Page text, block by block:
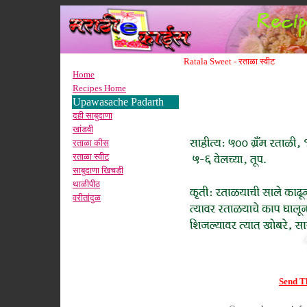
Home
Recipes Home
Upawasache Padarth
दही साबुदाणा
खांडवी
रताळा कीस
रताळा स्वीट
साबुदाणा खिचडी
थाळीपीठ
वरीतांदुळ
Ratala Sweet -रताळा स्वीट
Send